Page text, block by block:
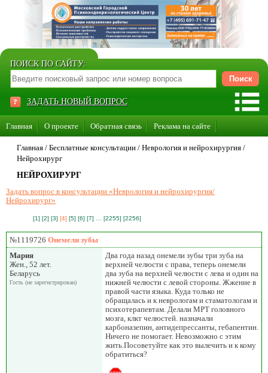
ПОИСК ПО САЙТУ:
ЗАДАТЬ НОВЫЙ ВОПРОС
Главная О проекте Обратная связь Реклама на сайте
Стать консультантом нашего сайта
Суперакция «Каждому врачу свой сайт»
Главная / Бесплатные консультации / Неврология и нейрохирургия /
Нейрохирург
НЕЙРОХИРУРГ
Задать вопрос в консультации «Неврология и нейрохирургия/
Нейрохирург»
[1] [2] [3] [4] [5] [6] [7] [2255] [2256]
№1119726 Онемели зубы
Мария
Жен., 52 лет.
Беларусь
Гость (не зарегистрирован)
Два года назад онемели зубы три зуба на
верхней челюсти с права, теперь онемели
два зуба на верхней челюсти с лева и один на
нижней челюсти с левой стороны. Жжение в
правой части языка. Куда только не
обращалась и к неврологам и стаматологам и
психотерапевтам. Делали МРТ головного
мозга, клкт челюстей. назначали
карбоназепин, антидепрессанты, гебапентин.
Ничего не помогает. Невозможно с этим
жить.Посоветуйте как это вылечить и к кому
обратиться?